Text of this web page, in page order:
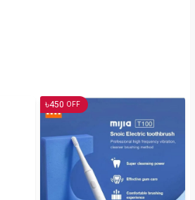
৳450 OFF